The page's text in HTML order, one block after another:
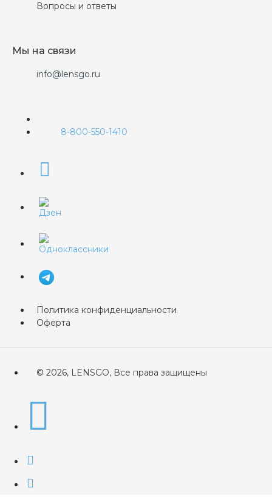
Вопросы и ответы
Мы на связи
info@lensgo.ru
8-800-550-1410
Политика конфиденциальности
Оферта
© 2026, LENSGO, Все права защищены